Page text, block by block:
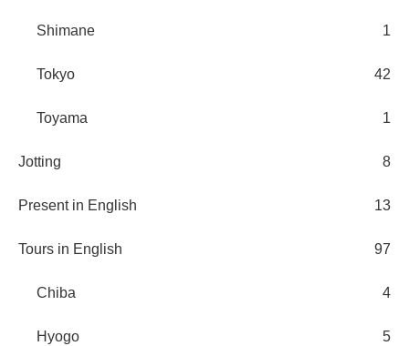
Shimane 1
Tokyo 42
Toyama 1
Jotting 8
Present in English 13
Tours in English 97
Chiba 4
Hyogo 5